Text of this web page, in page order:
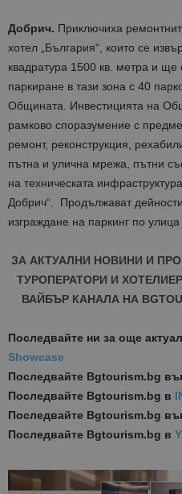
Добрич. Приключиха
хотел „България“, които се
квадратура 1500 кв. метра и ще
паркиране в тази зона с 40
Общината. Инвестицията на
рамково споразумение с
ремонт, реконструкция,
пътна и улична мрежа, пътни
на техническата
Добрич“. Продължават
изграждане на паркинг по улица
ЗА АКТУАЛНИ НОВИНИ И
ТУРОПЕРАТОРИ И
ВАЙБЪР КАНАЛА НА
Последвайте ни за още
Showcase
Последвайте Bgtourism.bg
Последвайте Bgtourism.bg в
Последвайте Bgtourism.bg
Последвайте Bgtourism.bg в